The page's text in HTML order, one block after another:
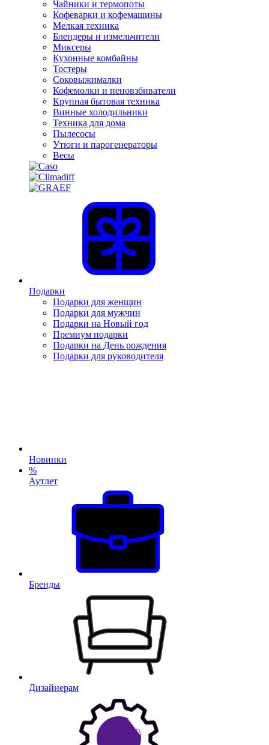
Чайники и термопоты
Кофеварки и кофемашины
Мелкая техника
Блендеры и измельчители
Миксеры
Кухонные комбайны
Тостеры
Соковыжималки
Кофемолки и пеновзбиватели
Крупная бытовая техника
Винные холодильники
Техника для дома
Пылесосы
Утюги и парогенераторы
Весы
Подарки
Подарки для женщин
Подарки для мужчин
Подарки на Новый год
Премиум подарки
Подарки на День рождения
Подарки для руководителя
Новинки
%
Аутлет
Бренды
Дизайнерам